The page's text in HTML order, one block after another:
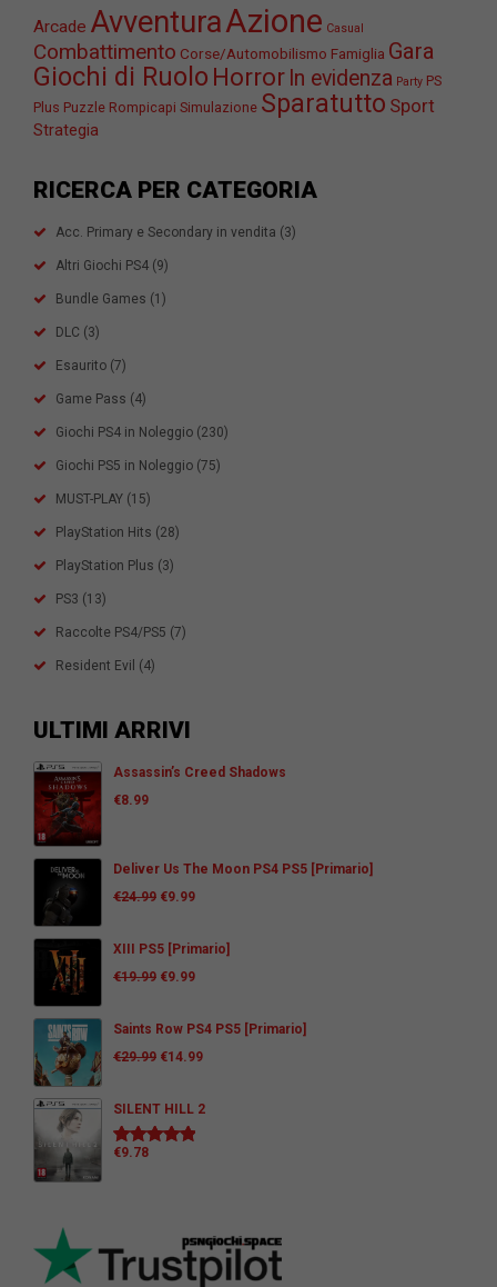
Arcade AvventuraAzione Casual
Combattimento Corse/Automobilismo Famiglia Gara
Giochi di Ruolo Horror In evidenza Party PS
Plus Puzzle Rompicapi Simulazione Sparatutto Sport
Strategia
RICERCA PER CATEGORIA
Acc. Primary e Secondary in vendita (3)
Altri Giochi PS4 (9)
Bundle Games (1)
DLC (3)
Esaurito (7)
Game Pass (4)
Giochi PS4 in Noleggio (230)
Giochi PS5 in Noleggio (75)
MUST-PLAY (15)
PlayStation Hits (28)
PlayStation Plus (3)
PS3 (13)
Raccolte PS4/PS5 (7)
Resident Evil (4)
ULTIMI ARRIVI
Assassin’s Creed Shadows
€8.99
Deliver Us The Moon PS4 PS5 [Primario]
€24.99 €9.99
XIII PS5 [Primario]
€19.99 €9.99
Saints Row PS4 PS5 [Primario]
€29.99 €14.99
SILENT HILL 2
Valutato
€9.78